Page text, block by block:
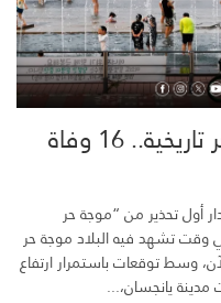
كوريا الجنوبية تواجه موجة حر تاريخية.. 16 وفاة
أول تحذير من “موجة حر
وقت تشهد فيه البلاد موجة حر
16 شخصًا حتى الآن، وسط توقعات باستمرار ارتفاع
مدينة يانجسان،...